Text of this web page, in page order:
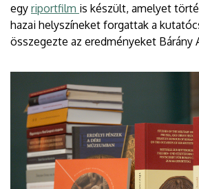
egy riportfilm is készült, amelyet
hazai helyszíneket forgattak a
összegezte az eredményeket Bárány